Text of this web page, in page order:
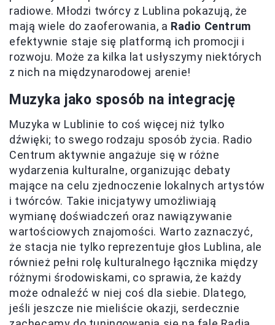
radiowe. Młodzi twórcy z Lublina pokazują, że
mają wiele do zaoferowania, a Radio Centrum
efektywnie staje się platformą ich promocji i
rozwoju. Może za kilka lat usłyszymy niektórych
z nich na międzynarodowej arenie!
Muzyka jako sposób na integrację
Muzyka w Lublinie to coś więcej niż tylko
dźwięki; to swego rodzaju sposób życia. Radio
Centrum aktywnie angażuje się w różne
wydarzenia kulturalne, organizując debaty
mające na celu zjednoczenie lokalnych artystów
i twórców. Takie inicjatywy umożliwiają
wymianę doświadczeń oraz nawiązywanie
wartościowych znajomości. Warto zaznaczyć,
że stacja nie tylko reprezentuje głos Lublina, ale
również pełni rolę kulturalnego łącznika między
różnymi środowiskami, co sprawia, że każdy
może odnaleźć w niej coś dla siebie. Dlatego,
jeśli jeszcze nie mieliście okazji, serdecznie